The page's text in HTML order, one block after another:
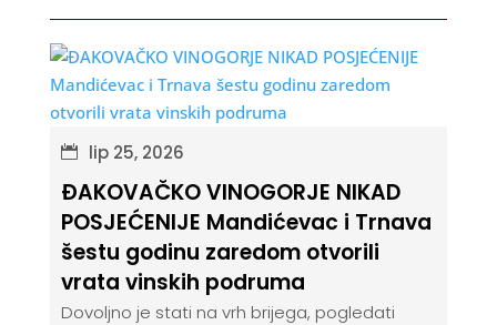
lip 25, 2026
ĐAKOVAČKO VINOGORJE NIKAD
POSJEĆENIJE Mandićevac i Trnava
šestu godinu zaredom otvorili
vrata vinskih podruma
Dovoljno je stati na vrh brijega, pogledati